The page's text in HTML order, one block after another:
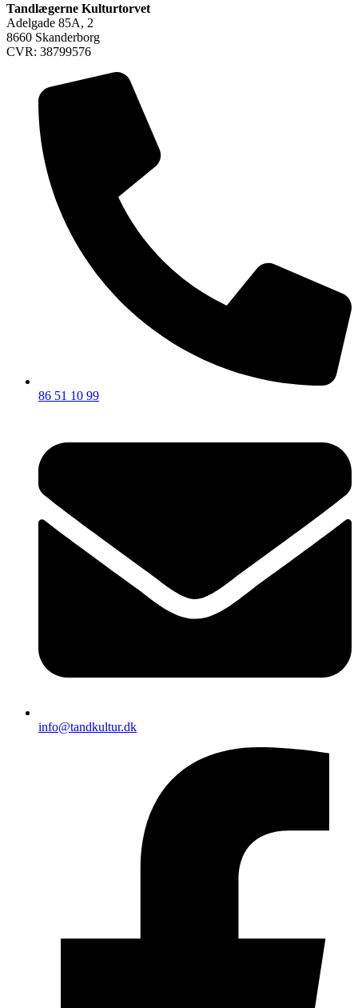
Tandlægerne Kulturtorvet
Adelgade 85A, 2
8660 Skanderborg
CVR: 38799576
86 51 10 99
info@tandkultur.dk